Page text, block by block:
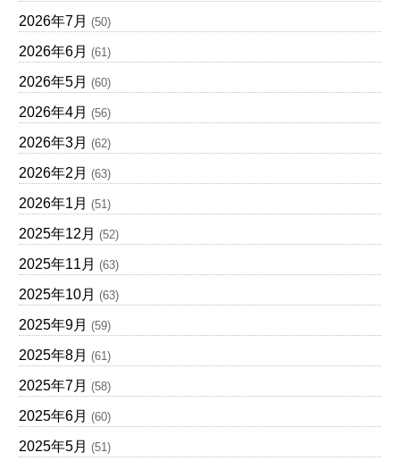
2026年7月 (50)
2026年6月 (61)
2026年5月 (60)
2026年4月 (56)
2026年3月 (62)
2026年2月 (63)
2026年1月 (51)
2025年12月 (52)
2025年11月 (63)
2025年10月 (63)
2025年9月 (59)
2025年8月 (61)
2025年7月 (58)
2025年6月 (60)
2025年5月 (51)